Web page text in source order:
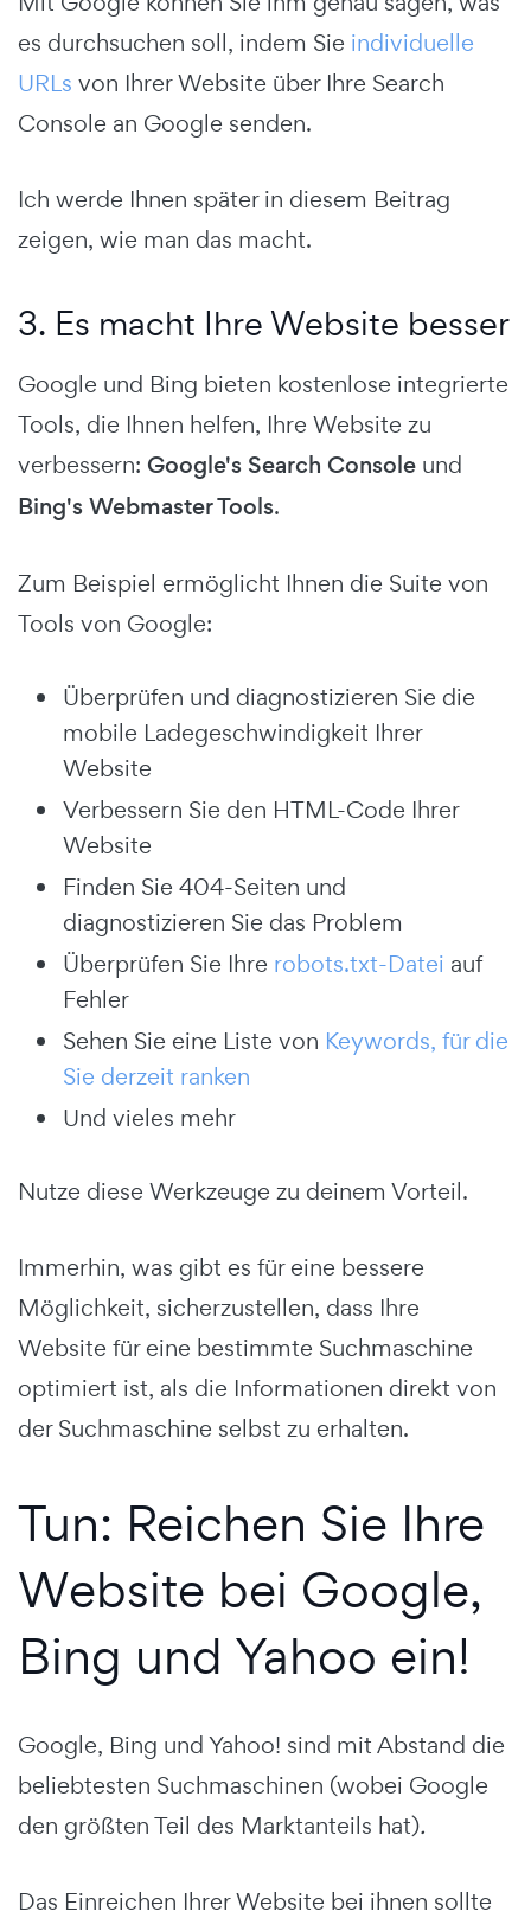
es durchsuchen soll, indem Sie individuelle
URLs von Ihrer Website über Ihre Search
Console an Google senden.
Ich werde Ihnen später in diesem Beitrag
zeigen, wie man das macht.
3. Es macht Ihre Website besser
Google und Bing bieten kostenlose integrierte
Tools, die Ihnen helfen, Ihre Website zu
verbessern: Google's Search Console und
Bing's Webmaster Tools.
Zum Beispiel ermöglicht Ihnen die Suite von
Tools von Google:
Überprüfen und diagnostizieren Sie die
mobile Ladegeschwindigkeit Ihrer
Website
Verbessern Sie den HTML-Code Ihrer
Website
Finden Sie 404-Seiten und
diagnostizieren Sie das Problem
Überprüfen Sie Ihre robots.txt-Datei auf
Fehler
Sehen Sie eine Liste von Keywords, für die
Sie derzeit ranken
Und vieles mehr
Nutze diese Werkzeuge zu deinem Vorteil.
Immerhin, was gibt es für eine bessere
Möglichkeit, sicherzustellen, dass Ihre
Website für eine bestimmte Suchmaschine
optimiert ist, als die Informationen direkt von
der Suchmaschine selbst zu erhalten.
Tun: Reichen Sie Ihre
Website bei Google,
Bing und Yahoo ein!
Google, Bing und Yahoo! sind mit Abstand die
beliebtesten Suchmaschinen (wobei Google
den größten Teil des Marktanteils hat).
Das Einreichen Ihrer Website bei ihnen sollte